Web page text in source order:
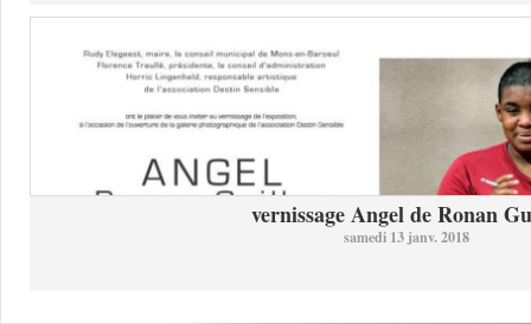
vernissage Angel de Ronan
samedi 13 janv. 2018